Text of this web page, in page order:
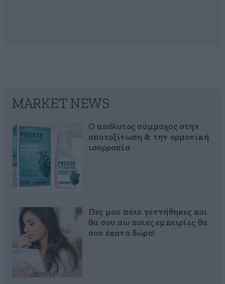
MARKET NEWS
Ο απόλυτος σύμμαχος στην
αποτοξίνωση & την ορμονική
ισορροπία
Πες μου πότε γεννήθηκες και
θα σου πω ποιες εμπειρίες θα
σου έκανα δώρο!